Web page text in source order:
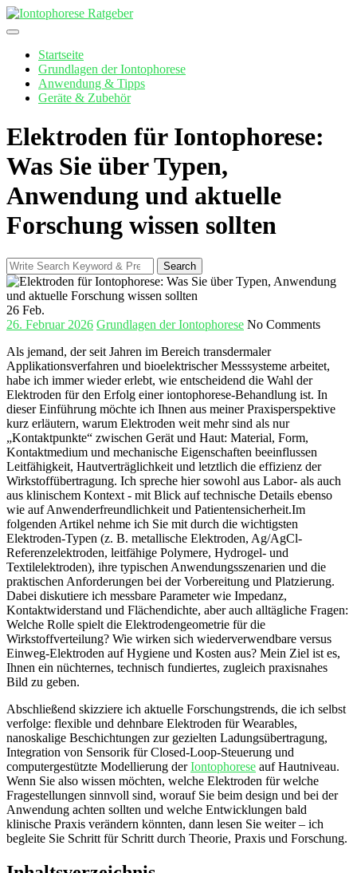
Skip
to
Startseite
Grundlagen der Iontophorese
Anwendung & Tipps
Geräte & Zubehör
Elektroden für Iontophorese:
Was Sie über Typen,
Anwendung und aktuelle
Forschung wissen sollten
Search
for:
Search
26 Feb.
26. Februar 2026 Grundlagen der Iontophorese No Comments
Als jemand, der seit⁤ Jahren ⁢im Bereich transdermaler
Applikationsverfahren und bioelektrischer‌ Messsysteme arbeitet,‍
habe‌ ich‍ immer ⁤wieder erlebt, wie​ entscheidend die ‍Wahl ​der⁢
Elektroden für den Erfolg einer iontophorese-Behandlung ist.⁣ In
‌dieser Einführung⁣ möchte‌ ich ⁤Ihnen aus meiner Praxisperspektive
⁢kurz erläutern, warum‌ Elektroden weit mehr⁣ sind‌ als nur
„Kontaktpunkte“ zwischen Gerät und Haut: Material, Form,
Kontaktmedium und mechanische ‌Eigenschaften beeinflussen
Leitfähigkeit, Hautverträglichkeit und letztlich die effizienz der
Wirkstoffübertragung. Ich⁢ spreche ⁢hier sowohl​ aus⁢ Labor- als auch
⁣aus klinischem Kontext ⁢- mit Blick auf⁤ technische​ Details ebenso
wie⁣ auf‍ Anwenderfreundlichkeit und Patientensicherheit.Im ​
folgenden Artikel nehme ⁣ich Sie mit durch⁤ die wichtigsten
Elektroden-Typen (z. B. metallische Elektroden, Ag/AgCl-
Referenzelektroden,​ leitfähige ‍Polymere, Hydrogel- und
Textilelektroden), ihre‍ typischen Anwendungsszenarien und die
praktischen⁢ Anforderungen bei⁤ der Vorbereitung und Platzierung.
Dabei diskutiere ich messbare Parameter wie⁢ Impedanz,
Kontaktwiderstand ⁤und Flächendichte, aber auch alltägliche ​Fragen:
Welche Rolle spielt ⁣die Elektrodengeometrie für die
Wirkstoffverteilung? Wie ⁣wirken sich wiederverwendbare versus⁢
Einweg-Elektroden auf Hygiene und⁢ Kosten aus? Mein Ziel ⁢ist es,
Ihnen ein nüchternes, technisch fundiertes, zugleich praxisnahes​
Bild zu⁣ geben.
Abschließend⁤ skizziere ich aktuelle Forschungstrends, die⁣ ich selbst
verfolge:⁢ flexible und dehnbare Elektroden für Wearables,
nanoskalige Beschichtungen ‌zur gezielten ⁤Ladungsübertragung,
Integration von Sensorik für Closed‑Loop-Steuerung und
⁤computergestützte Modellierung derIontophorese ⁤ auf Hautniveau.
Wenn Sie also ‍wissen ⁢möchten, welche Elektroden für welche
Fragestellungen‍ sinnvoll⁤ sind,‍ worauf Sie⁤ beim design und ⁢bei‍ der
Anwendung achten ⁤sollten ‌und welche Entwicklungen bald
klinische⁢ Praxis verändern⁣ könnten,‌ dann lesen Sie‍ weiter – ich‍
begleite ⁣Sie Schritt für ‍Schritt durch ​Theorie, Praxis ⁢und Forschung.